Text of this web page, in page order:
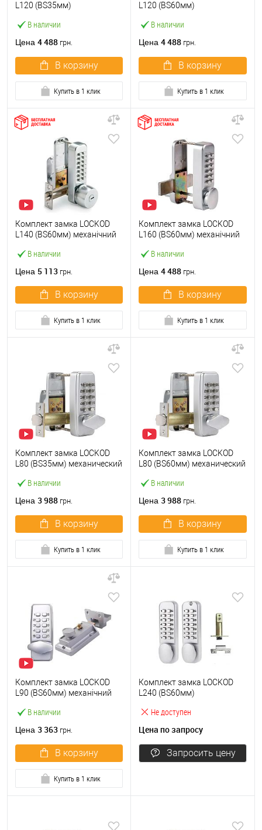
В наличии
L120 (BS35мм)
Цена 4 488 грн.
В корзину
Купить в 1 клик
В наличии
L120 (BS60мм)
Цена 4 488 грн.
В корзину
Купить в 1 клик
В наличии
Комплект замка LOCKOD
L140 (BS60мм) механічний
Цена 5 113 грн.
В корзину
Купить в 1 клик
В наличии
Комплект замка LOCKOD
L160 (BS60мм) механічний
Цена 4 488 грн.
В корзину
Купить в 1 клик
В наличии
Комплект замка LOCKOD
L80 (BS35мм) механический
Цена 3 988 грн.
В корзину
Купить в 1 клик
В наличии
Комплект замка LOCKOD
L80 (BS60мм) механический
Цена 3 988 грн.
В корзину
Купить в 1 клик
В наличии
Комплект замка LOCKOD
L90 (BS60мм) механічний
Цена 3 363 грн.
В корзину
Купить в 1 клик
Не доступен
Комплект замка LOCKOD
L240 (BS60мм)
Цена по запросу
Запросить цену